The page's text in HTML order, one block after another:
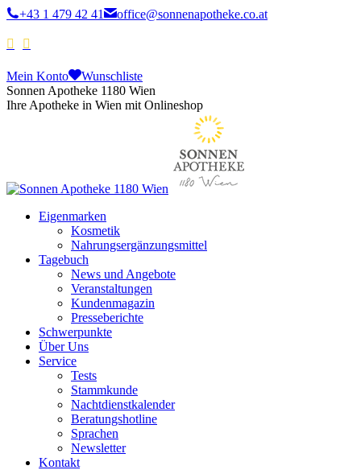
+43 1 479 42 41 office@sonnenapotheke.co.at
Mein Konto
Wunschliste
Sonnen Apotheke 1180 Wien
Ihre Apotheke in Wien mit Onlineshop
Eigenmarken
Kosmetik
Nahrungsergänzungsmittel
Tagebuch
News und Angebote
Veranstaltungen
Kundenmagazin
Presseberichte
Schwerpunkte
Über Uns
Service
Tests
Stammkunde
Nachtdienstkalender
Beratungshotline
Sprachen
Newsletter
Kontakt